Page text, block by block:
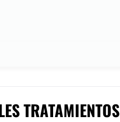
TRATAMIENTOS